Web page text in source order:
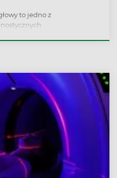
to jedno z
twarzoczaszki i
dokładne wskazania do
głowy i jak